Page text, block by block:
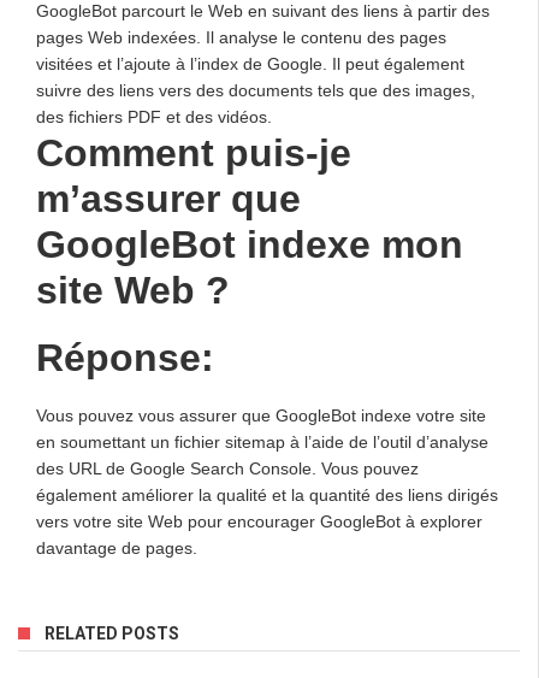
GoogleBot parcourt le Web en suivant des liens à partir des
pages Web indexées. Il analyse le contenu des pages
visitées et l’ajoute à l’index de Google. Il peut également
suivre des liens vers des documents tels que des images,
des fichiers PDF et des vidéos.
Comment puis-je
m’assurer que
GoogleBot indexe mon
site Web ?
Réponse:
Vous pouvez vous assurer que GoogleBot indexe votre site
en soumettant un fichier sitemap à l’aide de l’outil d’analyse
des URL de Google Search Console. Vous pouvez
également améliorer la qualité et la quantité des liens dirigés
vers votre site Web pour encourager GoogleBot à explorer
davantage de pages.
RELATED POSTS